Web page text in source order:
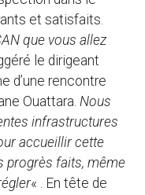
et satisfaits.
que vous allez
le dirigeant
d’une rencontre
Ouattara. Nous
infrastructures
accueillir cette
progrès faits, même
« . En tête de